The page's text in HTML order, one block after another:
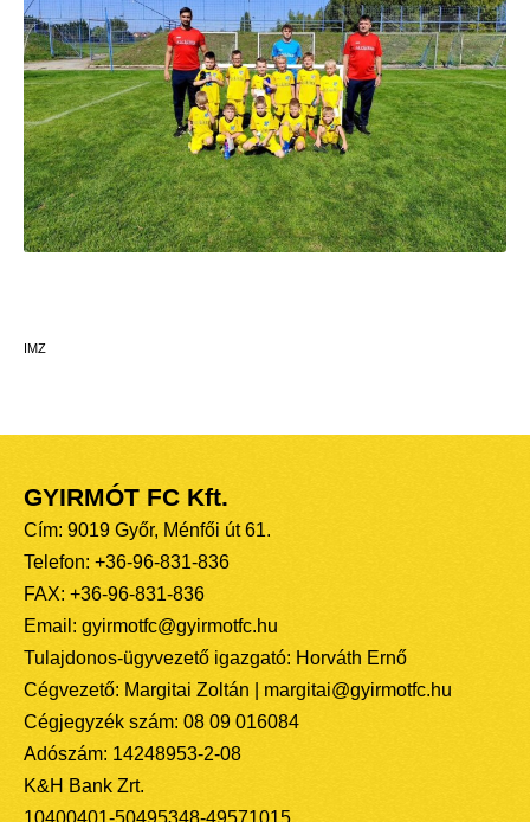
IMZ
GYIRMÓT FC Kft.
Cím: 9019 Győr, Ménfői út 61.
Telefon: +36-96-831-836
FAX: +36-96-831-836
Email: gyirmotfc@gyirmotfc.hu
Tulajdonos-ügyvezető igazgató: Horváth Ernő
Cégvezető: Margitai Zoltán | margitai@gyirmotfc.hu
Cégjegyzék szám: 08 09 016084
Adószám: 14248953-2-08
K&H Bank Zrt.
10400401-50495348-49571015